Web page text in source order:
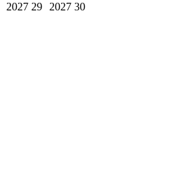
2027 29 2027 30